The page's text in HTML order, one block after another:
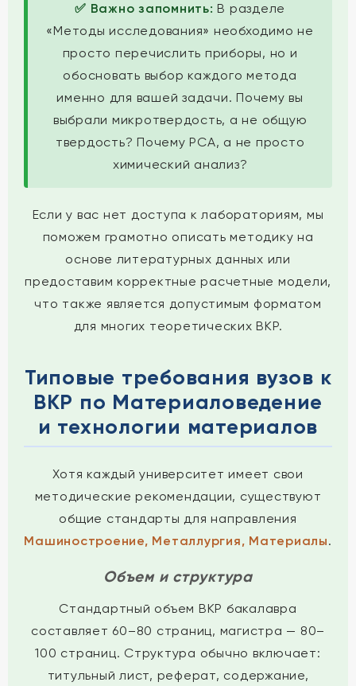
✅ Важно запомнить: В разделе
«Методы исследования» необходимо не
просто перечислить приборы, но и
обосновать выбор каждого метода
именно для вашей задачи. Почему вы
выбрали микротвердость, а не общую
твердость? Почему РСА, а не просто
химический анализ?
Если у вас нет доступа к лабораториям, мы
поможем грамотно описать методику на
основе литературных данных или
предоставим корректные расчетные модели,
что также является допустимым форматом
для многих теоретических ВКР.
Типовые требования вузов к
ВКР по Материаловедение
и технологии материалов
Хотя каждый университет имеет свои
методические рекомендации, существуют
общие стандарты для направления
Машиностроение, Металлургия, Материалы.
Объем и структура
Стандартный объем ВКР бакалавра
составляет 60–80 страниц, магистра — 80–
100 страниц. Структура обычно включает:
титульный лист, реферат, содержание,